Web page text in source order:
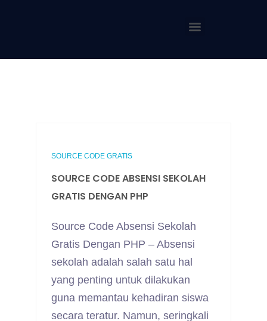
SOURCE CODE GRATIS
SOURCE CODE ABSENSI SEKOLAH
GRATIS DENGAN PHP
Source Code Absensi Sekolah
Gratis Dengan PHP – Absensi
sekolah adalah salah satu hal
yang penting untuk dilakukan
guna memantau kehadiran siswa
secara teratur. Namun, seringkali